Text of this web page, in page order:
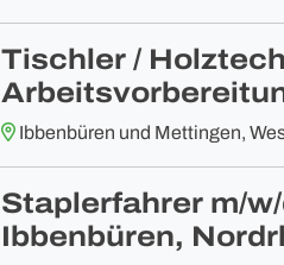
Tischler /
Ibbenbüren und Mettingen,
Staplerfahrer m/
Ibbenbüren,